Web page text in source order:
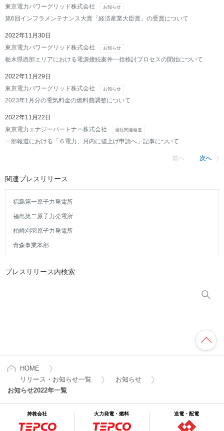
東京電力パワーグリッド株式会社
お知らせ
第6回インフラメンテナンス大賞「経済産業大臣賞」の受賞について
2022年11月30日
東京電力パワーグリッド株式会社
お知らせ
栃木県西部エリアにおける電源接続案件一括検討プロセスの開始について
2022年11月29日
東京電力パワーグリッド株式会社
お知らせ
2023年1月分の電気料金の燃料費調整について
2022年11月22日
東京電力エナジーパートナー株式会社
当社関連報道
一部報道における「６電力、月内に値上げ申請へ」記事について
前へ 次へ
関連プレスリリース
福島第一原子力発電所
福島第二原子力発電所
柏崎刈羽原子力発電所
青森事業本部
プレスリリース内検索
HOME
リリース・お知らせ一覧
お知らせ
お知らせ2022年一覧
持株会社 火力発電・燃料 送電・配電